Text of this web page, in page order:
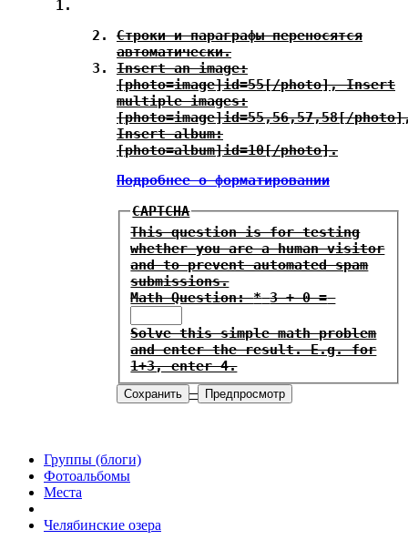
Строки и параграфы переносятся
автоматически.
Insert an image:
[photo=image]id=55[/photo], Insert
multiple images:
[photo=image]id=55,56,57,58[/
Insert album:
[photo=album]id=10[/photo].
Подробнее о форматировании
CAPTCHA
This question is for testing
whether you are a human visitor
and to prevent automated spam
submissions.
Math Question:* 3 + 0 =
Solve this simple math problem
and enter the result. E.g. for
1+3, enter 4.
Группы (блоги)
Фотоальбомы
Места
Челябинские озера